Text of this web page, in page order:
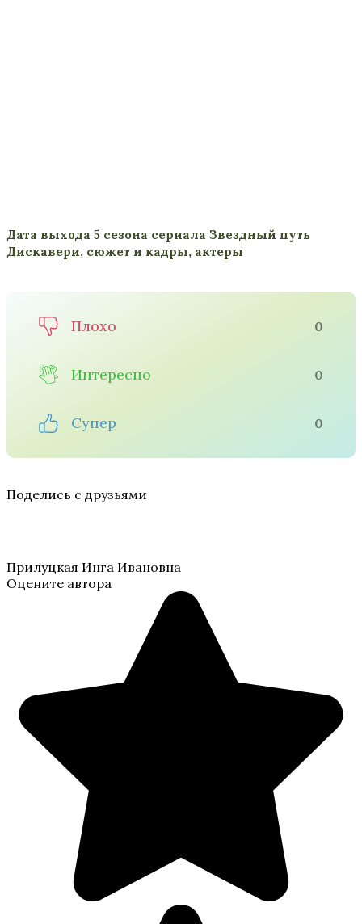
Дата выхода 5 сезона сериала Звездный путь
Дискавери, сюжет и кадры, актеры
Плохо 0
Интересно 0
Супер 0
Поделись с друзьями
Прилуцкая Инга Ивановна
Оцените автора